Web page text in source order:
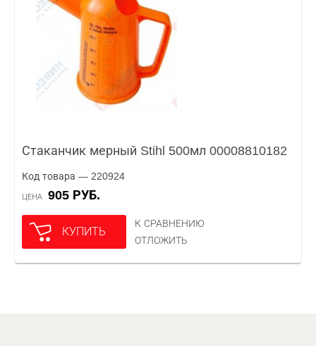
Стаканчик мерный Stihl 500мл 00008810182
Код товара — 220924
ЦЕНА 905 РУБ.
КУПИТЬ
К СРАВНЕНИЮ
ОТЛОЖИТЬ